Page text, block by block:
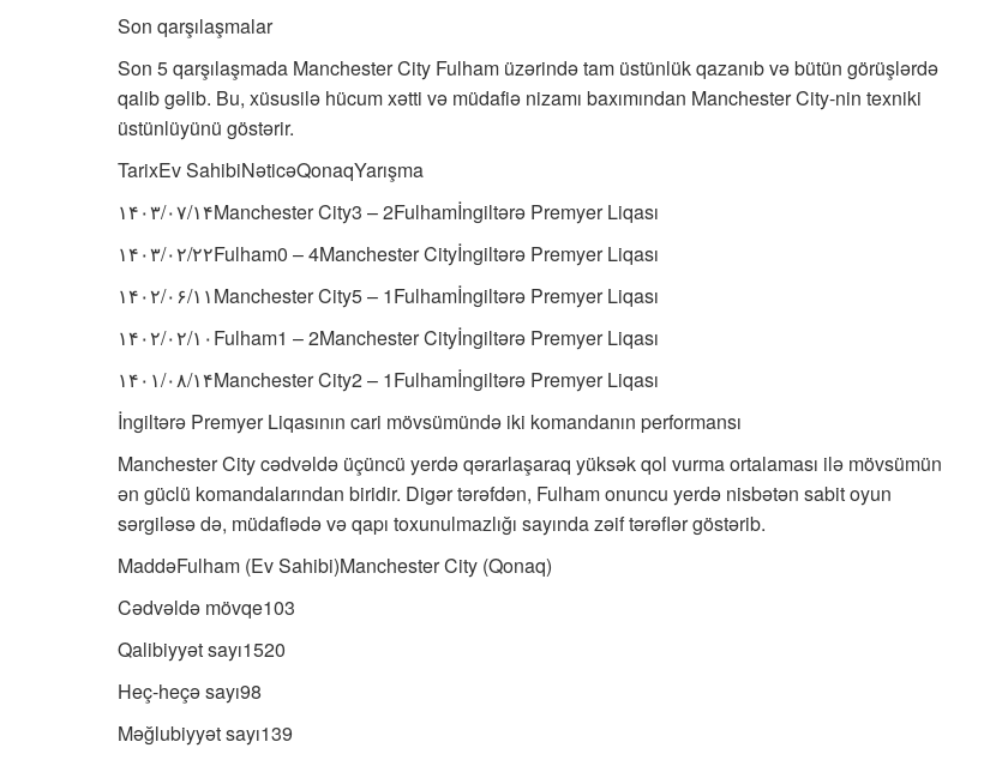
Son qarşılaşmalar
Son 5 qarşılaşmada Manchester City Fulham üzərində tam üstünlük qazanıb və bütün görüşlərdə
qalib gəlib. Bu, xüsusilə hücum xətti və müdafiə nizamı baxımından Manchester City-nin texniki
üstünlüyünü göstərir.
TarixEv SahibiNəticəQonaqYarışma
۱۴۰۳/۰۷/۱۴Manchester City3 – 2Fulhamİngiltərə Premyer Liqası
۱۴۰۳/۰۲/۲۲Fulham0 – 4Manchester Cityİngiltərə Premyer Liqası
۱۴۰۲/۰۶/۱۱Manchester City5 – 1Fulhamİngiltərə Premyer Liqası
۱۴۰۲/۰۲/۱۰Fulham1 – 2Manchester Cityİngiltərə Premyer Liqası
۱۴۰۱/۰۸/۱۴Manchester City2 – 1Fulhamİngiltərə Premyer Liqası
İngiltərə Premyer Liqasının cari mövsümündə iki komandanın performansı
Manchester City cədvəldə üçüncü yerdə qərarlaşaraq yüksək qol vurma ortalaması ilə mövsümün
ən güclü komandalarından biridir. Digər tərəfdən, Fulham onuncu yerdə nisbətən sabit oyun
sərgiləsə də, müdafiədə və qapı toxunulmazlığı sayında zəif tərəflər göstərib.
MaddəFulham (Ev Sahibi)Manchester City (Qonaq)
Cədvəldə mövqe103
Qalibiyyət sayı1520
Heç-heçə sayı98
Məğlubiyyət sayı139